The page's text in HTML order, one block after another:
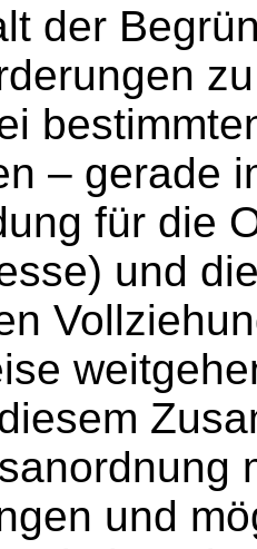
der
– gerade
für die
und
und